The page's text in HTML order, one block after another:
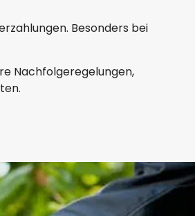
Besonders bei
Nachfolgeregelungen,